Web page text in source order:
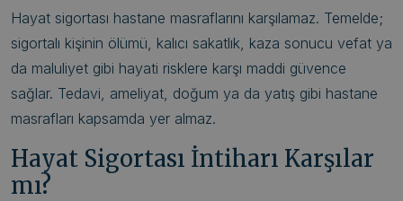
Hayat sigortası hastane masraflarını karşılamaz. Temelde;
sigortalı kişinin ölümü, kalıcı sakatlık, kaza sonucu vefat ya
da maluliyet gibi hayati risklere karşı maddi güvence
sağlar. Tedavi, ameliyat, doğum ya da yatış gibi hastane
masrafları kapsamda yer almaz.
Hayat Sigortası İntiharı Karşılar
mı?